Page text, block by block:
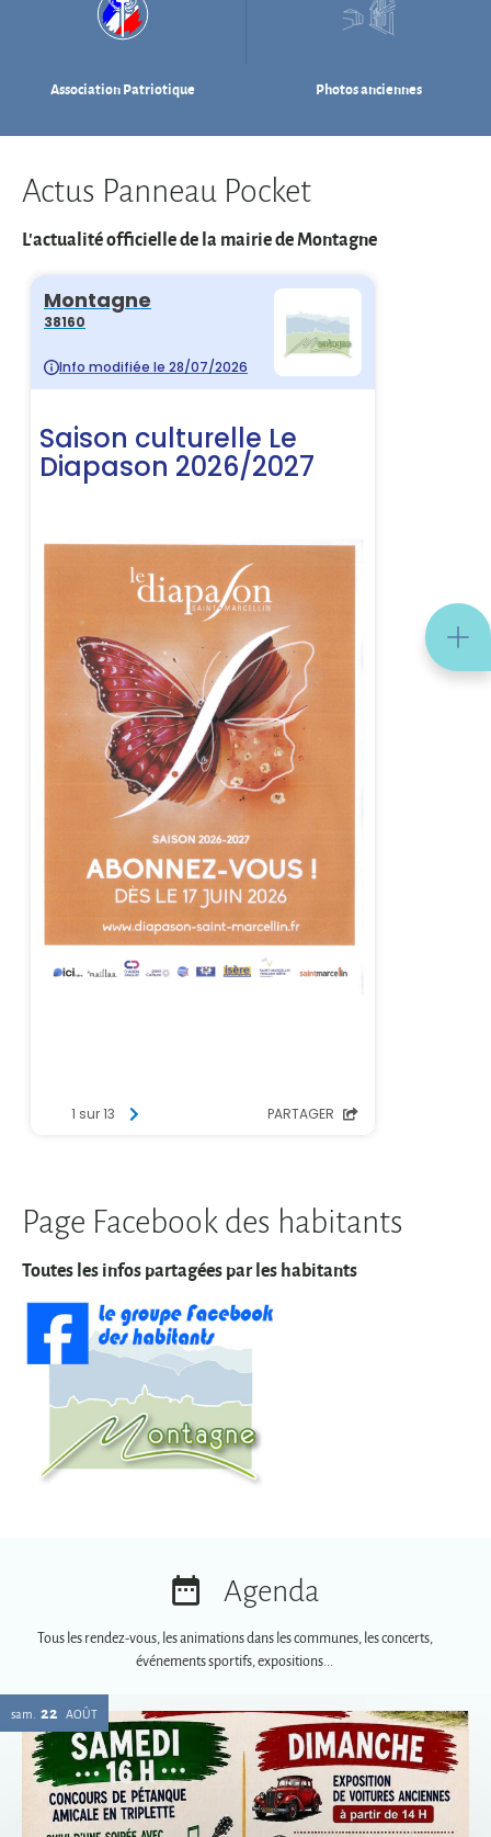
Actus Panneau Pocket
L'actualité officielle de la mairie de Montagne
Toutes les infos partagées par les habitants
Agenda
Tous les rendez-vous, les animations dans les communes, les concerts,
Vogue